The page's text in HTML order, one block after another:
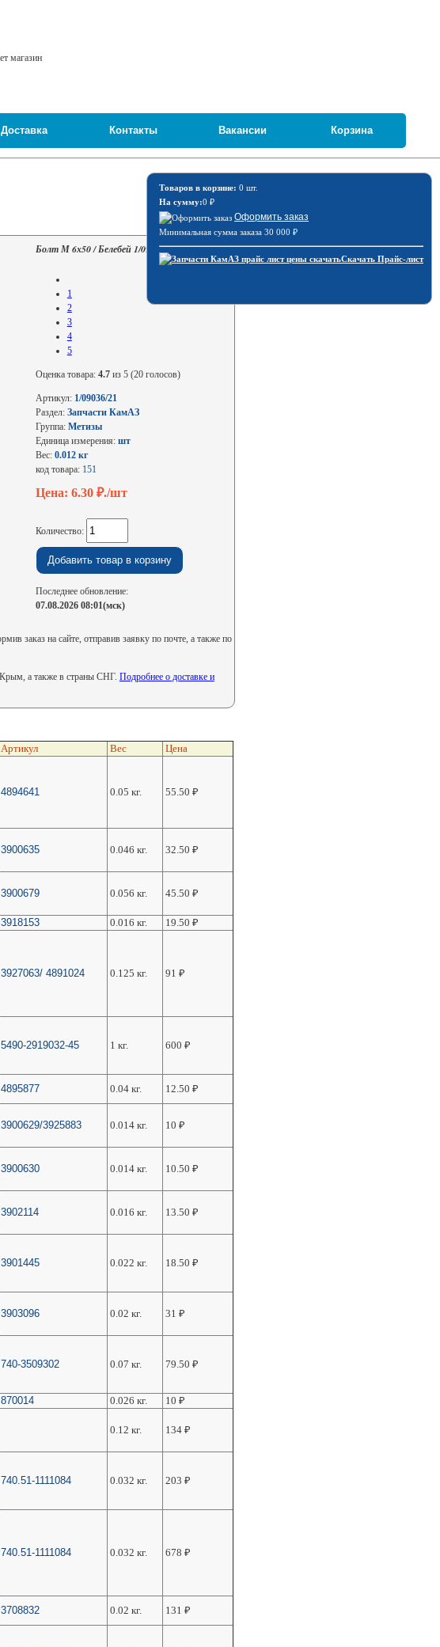
Доставка Контакты Вакансии Корзина
Товаров в корзине: 0 шт.
На сумму:0 ₽
Оформить заказ
Минимальная сумма заказа 30 000 ₽
Скачать Прайс-лист
Болт М 6х50 / Белебей 1/09036/21
1
2
3
4
5
Оценка товара: 4.7из 5 (20 голосов)
Артикул: 1/09036/21
Раздел: Запчасти КамАЗ
Группа: Метизы
Единица измерения: шт
Вес: 0.012 кг
код товара: 151
Цена: 6.30 ₽./шт
Количество:
Последнее обновление:
07.08.2026 08:01(мск)
заказ на сайте, отправив заявку по почте, а также по
Крым, а также в страны СНГ. Подробнее о доставке и
Артикул Вес Цена
4894641 0.05 кг. 55.50 ₽
3900635 0.046 кг. 32.50 ₽
3900679 0.056 кг. 45.50 ₽
3918153 0.016 кг. 19.50 ₽
3927063/ 4891024 0.125 кг. 91 ₽
5490-2919032-45 1 кг. 600 ₽
4895877 0.04 кг. 12.50 ₽
3900629/3925883 0.014 кг. 10 ₽
3900630 0.014 кг. 10.50 ₽
3902114 0.016 кг. 13.50 ₽
3901445 0.022 кг. 18.50 ₽
3903096 0.02 кг. 31 ₽
740-3509302 0.07 кг. 79.50 ₽
870014 0.026 кг. 10 ₽
0.12 кг. 134 ₽
740.51-1111084 0.032 кг. 203 ₽
740.51-1111084 0.032 кг. 678 ₽
3708832 0.02 кг. 131 ₽